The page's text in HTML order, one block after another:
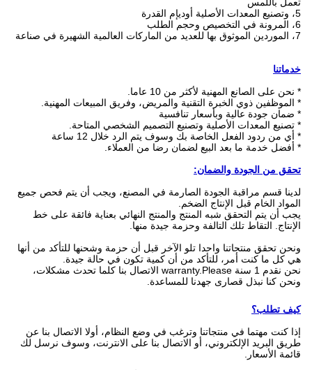
5، وتصنيع المعدات الأصلية أوديإم القدرة
6، المرونة في التخصيص وحجم الطلب
7، الموردين الموثوق بها للعديد من الماركات العالمية الشهيرة في صناعة
خدماتنا
* نحن على الصانع المهنية لأكثر من 10 عاما.
* الموظفين ذوي الخبرة التقنية والمريض، وفريق المبيعات المهنية.
* ضمان جودة عالية وبأسعار تنافسية
* تصنيع المعدات الأصلية وتصنيع التصميم الشخصي المتاحة.
* أي من ردود الفعل الخاصة بك وسوف يتم الرد خلال 12 ساعة
* أفضل خدمة ما بعد البيع لضمان رضا من العملاء.
تحقق من الجودة والضمان:
لدينا قسم مراقبة الجودة الصارمة في المصنع، ويجب أن يتم فحص جميع
المواد الخام قبل الإنتاج الضخم.
يجب أن يتم التحقق شبه المنتج والمنتج النهائي بعناية فائقة على خط
الإنتاج.
التقاط تلك التالفة وحزمة جيدة منها.
ونحن تحقق منتجاتنا واحدا تلو الآخر قبل أن حزمة وشحنها للتأكد من أنها
هي كل ما كنت أمر، للتأكد من أن كمية تكون في حالة جيدة.
نحن نقدم 1 سنة warranty.Please الاتصال بنا كلما تحدث مشكلات،
ونحن كنا نبذل قصارى جهدنا للمساعدة.
كيف تطلب؟
إذا كنت مهتما في منتجاتنا وترغب في وضع النظام، أولا الاتصال بنا عن
طريق البريد الإلكتروني، أو الاتصال بنا على الانترنت، وسوف نرسل لك
قائمة الأسعار.